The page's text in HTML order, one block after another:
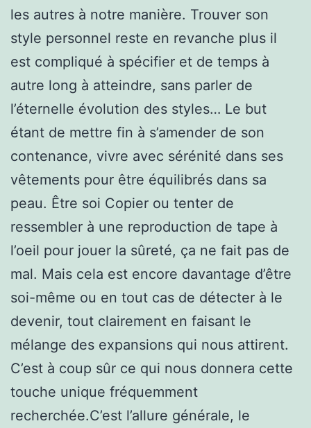
les autres à notre manière. Trouver son
style personnel reste en revanche plus il
est compliqué à spécifier et de temps à
autre long à atteindre, sans parler de
l’éternelle évolution des styles… Le but
étant de mettre fin à s’amender de son
contenance, vivre avec sérénité dans ses
vêtements pour être équilibrés dans sa
peau. Être soi Copier ou tenter de
ressembler à une reproduction de tape à
l’oeil pour jouer la sûreté, ça ne fait pas de
mal. Mais cela est encore davantage d’être
soi-même ou en tout cas de détecter à le
devenir, tout clairement en faisant le
mélange des expansions qui nous attirent.
C’est à coup sûr ce qui nous donnera cette
touche unique fréquemment
recherchée.C’est l’allure générale, le